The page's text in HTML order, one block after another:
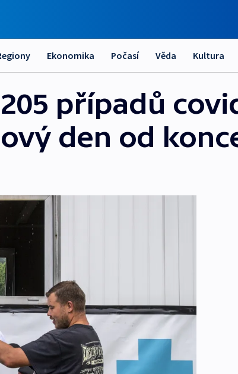
Ekonomika Počasí Věda Kultura
případů
den od